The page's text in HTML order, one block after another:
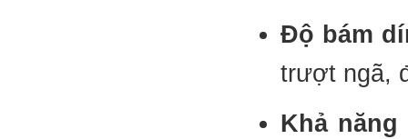
Độ bám
trượt ngã,
Khả